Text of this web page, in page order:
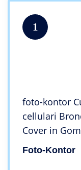
1
foto-kontor
cellulari
Cover in
Foto-Kontor